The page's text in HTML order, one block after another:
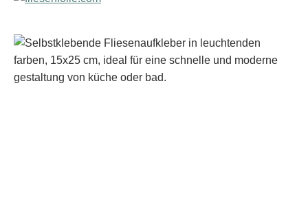
Bildergalerie überspringen